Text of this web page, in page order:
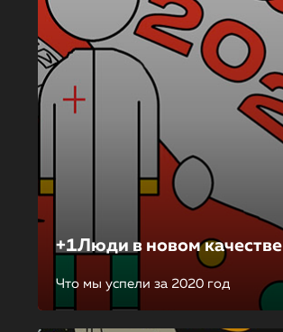
+1Люди в новом качестве
Что мы успели за 2020 год